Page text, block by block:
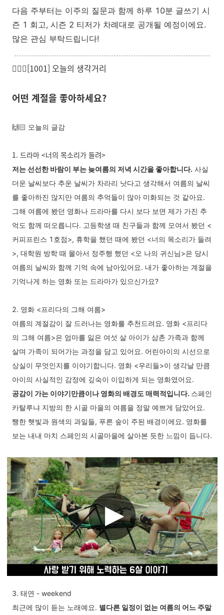
다음 주부터는 이주의 질문과 함께 하루 10분 글쓰기 시
즌 1 회고, 시즌 2 티저가 차례대로 공개될 예정이에요.
많은 관심 부탁드립니다!
🙋🏻‍♀️[1001] 오늘의 생각거리
어떤 계절을 좋아하세요?
🙌🏻 오늘의 글감
1. 드라마 <너의 목소리가 들려>
저는 선선한 바람이 부는 늦여름의 저녁 시간을 좋아합니다.사실
더운 날씨보다 추운 날씨가 차라리 낫다고 생각해서 여름의 날씨
를 좋아하진 않지만 여름의 추억들이 많아 미화되는 것 같아요.
그해 여름에 봤던 영화나 드라마를 다시 보다 보면 제가 가진 추
억도 함께 떠오릅니다. 고등학생 때 친구들과 함께 모여서 봤던 <
커피프린스 1호점>, 휴학을 했던 때에 봤던 <너의 목소리가 들려
>, 대학원 방학 때 몰아서 정주행 했던 <오 나의 귀신님>은 당시
여름의 날씨와 함께 기억 속에 남아있어요. 내가 좋아하는 계절을
기억나게 하는 영화 또는 드라마가 있으신가요?
2. 영화 <프리다의 그해 여름>
여름의 계절감이 잘 드러나는 영화를 추천드려요. 영화 <프리다
의 그해 여름>은 엄마를 잃은 여섯 살 아이가 삼촌 가족과 함께
살며 가족이 되어가는 과정을 담고 있어요. 어린아이의 시선으로
상실이 무엇인지를 이야기합니다. 영화 <우리들>이 생각날 만큼
아이의 사실적인 감정에 깊숙이 이입하게 되는 영화였어요.
공감이 가는 이야기만큼이나 영화의 배경도 매력적입니다. 스페인
카탈루냐 지방의 한 시골 마을의 여름을 정말 예쁘게 담았어요.
쨍한 햇빛과 원색의 과일들, 푸른 숲이 주된 배경이에요. 영화를
보는 내내 마치 스페인의 시골마을에 살아본 듯한 느낌이 듭니다.
3. 태연 - weekend
최근에 많이 듣는 노래예요. 별다른 일정이 없는 여름의 어느 주말